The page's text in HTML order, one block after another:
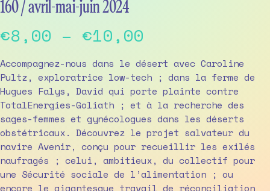
160 / avril-mai-juin 2024
€8,00 – €10,00
range:
€8,00
through
€10,00
Accompagnez-nous dans le désert avec Caroline
Pultz, exploratrice low-tech ; dans la ferme de
Hugues Falys, David qui porte plainte contre
TotalEnergies-Goliath ; et à la recherche des
sages-femmes et gynécologues dans les déserts
obstétricaux. Découvrez le projet salvateur du
navire Avenir, conçu pour recueillir les exilés
naufragés ; celui, ambitieux, du collectif pour
une Sécurité sociale de l’alimentation ; ou
encore le gigantesque travail de réconciliation